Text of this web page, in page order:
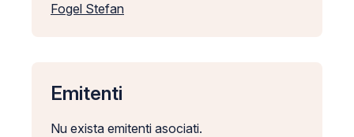
Fogel Stefan
Emitenti
Nu exista emitenti asociati.